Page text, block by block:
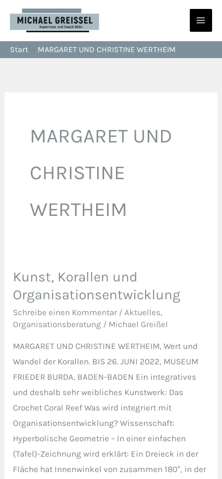
Inhalt
Start MARGARET UND CHRISTINE WERTHEIM
MARGARET UND
CHRISTINE
WERTHEIM
Kunst, Korallen und
Organisationsentwicklung
Schreibe einen Kommentar /Aktuelles,
Organisationsberatung / Michael Greißel
MARGARET UND CHRISTINE WERTHEIM, Wert und
Wandel der Korallen. BIS 26. JUNI 2022, MUSEUM
FRIEDER BURDA, BADEN-BADEN Ein integratives
und deshalb sehr weibliches Kunstwerk: Das
Crochet Coral Reef Was wird integriert mit
Organisationsentwicklung? Wissenschaft:
Hyperbolische Geometrie – In einer einfachen
(Tafel)-Zeichnung wird erklärt: Ein Dreieck in der
Fläche hat Innenwinkel von zusammen 180°, in der
Kunst,
Korallen
Organisationsentwicklung